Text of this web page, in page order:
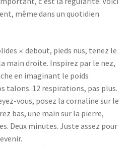
même dans un quotidien
»: debout, pieds nus, tenez le
main droite. Inspirez par le nez,
en imaginant le poids
talons. 12 respirations, pas plus.
vous, posez la cornaline sur le
bas, une main sur la pierre,
Deux minutes. Juste assez pour